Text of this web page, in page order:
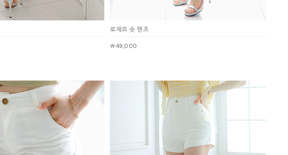
로제르 숏 팬츠
￦49,000